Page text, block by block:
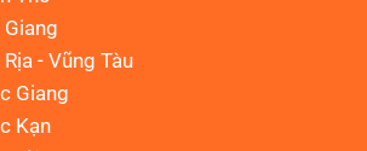
- Vũng Tàu
Giang
Kạn